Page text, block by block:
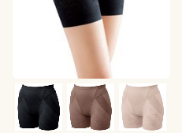
会員メニュー
マイページ
閲覧履歴
で絞り込む
柄・デザイン
無地
素材